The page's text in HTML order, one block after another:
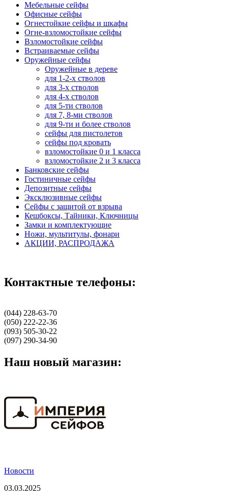
Мебельные сейфы
Офисные сейфы
Огнестойкие сейфы и шкафы
Огне-взломостойкие сейфы
Взломостойкие сейфы
Встраиваемые сейфы
Оружейные сейфы
Оружейные в дереве
для 1-2-х стволов
для 3-х стволов
для 4-х стволов
для 5-ти стволов
для 7, 8-ми стволов
для 9-ти и более стволов
сейфы для пистолетов
сейфы под кровать
взломостойкие 0 и 1 класса
взломостойкие 2 и 3 класса
Банковские сейфы
Гостиничные сейфы
Депозитные сейфы
Эксклюзивные сейфы
Сейфы с защитой от взрыва
Кешбоксы, Тайники, Ключницы
Замки и комплектующие
Ножи, мультитулы, фонари
АКЦИИ, РАСПРОДАЖА
Контактные телефоны:
(044) 228-63-70
(050) 222-22-36
(093) 505-30-22
(097) 290-34-90
Наш новый магазин:
Новости
03.03.2025